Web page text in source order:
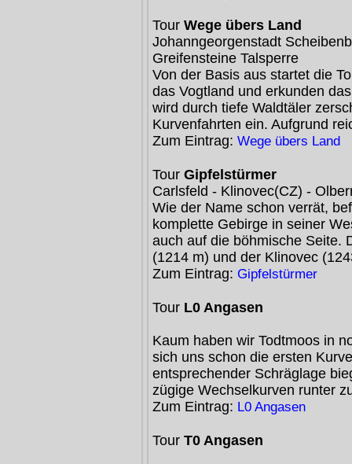
Tour Wege übers Land
Johanngeorgenstadt
Greifensteine Talsperre
Von der Basis aus startet die
das Vogtland und erkunden
wird durch tiefe Waldtäler
Kurvenfahrten ein. Aufgrund
Zum Eintrag: Wege übers Land
Tour Gipfelstürmer
Carlsfeld - Klinovec(CZ) -
Wie der Name schon verrät,
komplette Gebirge in seiner
auch auf die böhmische Seite.
(1214 m) und der Klinovec
Zum Eintrag: Gipfelstürmer
Tour L0 Angasen
Kaum haben wir Todtmoos in
sich uns schon die ersten
entsprechender Schräglage
zügige Wechselkurven runter
Zum Eintrag: L0 Angasen
Tour T0 Angasen